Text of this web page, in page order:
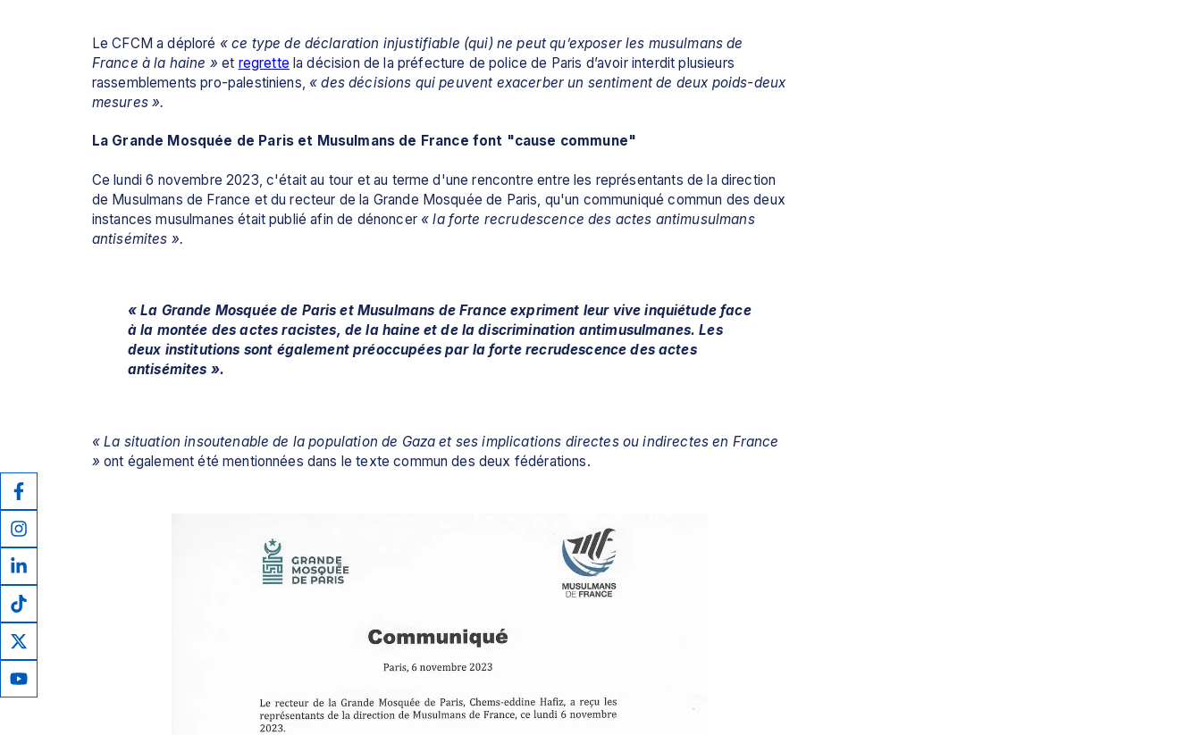
Le CFCM a déploré « ce type de déclaration injustifiable (qui) ne peut qu’exposer les musulmans de
France à la haine » et regrette la décision de la préfecture de police de Paris d’avoir interdit plusieurs
rassemblements pro-palestiniens, « des décisions qui peuvent exacerber un sentiment de deux poids-deux
mesures ».
La Grande Mosquée de Paris et Musulmans de France font "cause commune"
Ce lundi 6 novembre 2023, c'était au tour et au terme d'une rencontre entre les représentants de la direction
de Musulmans de France et du recteur de la Grande Mosquée de Paris, qu'un communiqué commun des deux
instances musulmanes était publié afin de dénoncer « la forte recrudescence des actes antimusulmans
antisémites ».
« La Grande Mosquée de Paris et Musulmans de France expriment leur vive inquiétude face
à la montée des actes racistes, de la haine et de la discrimination antimusulmanes. Les
deux institutions sont également préoccupées par la forte recrudescence des actes
antisémites ».
« La situation insoutenable de la population de Gaza et ses implications directes ou indirectes en France
» ont également été mentionnées dans le texte commun des deux fédérations.